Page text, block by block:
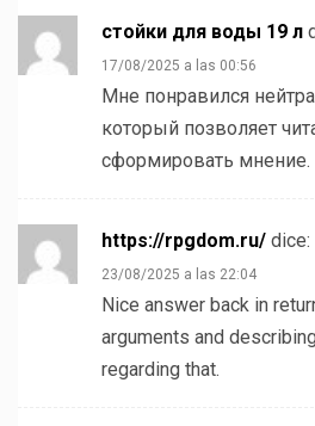
стойки для воды 19 л
17/08/2025 a las 00:56
Мне понравился
который позволяет
сформировать мнение.
https://rpgdom.ru/ dice:
23/08/2025 a las 22:04
Nice answer back in
arguments and
regarding that.